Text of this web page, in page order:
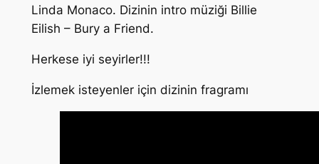
Linda Monaco. Dizinin intro müziği Billie
Eilish – Bury a Friend.
Herkese iyi seyirler!!!
İzlemek isteyenler için dizinin fragramı